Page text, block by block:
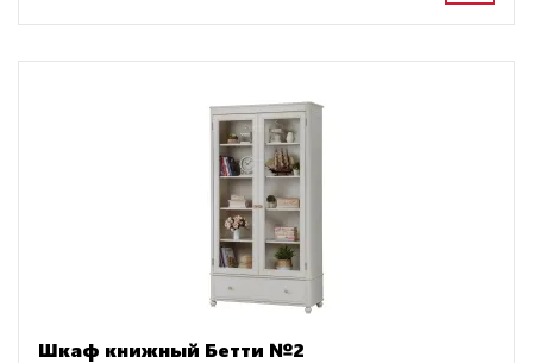
Шкаф книжный Бетти №2